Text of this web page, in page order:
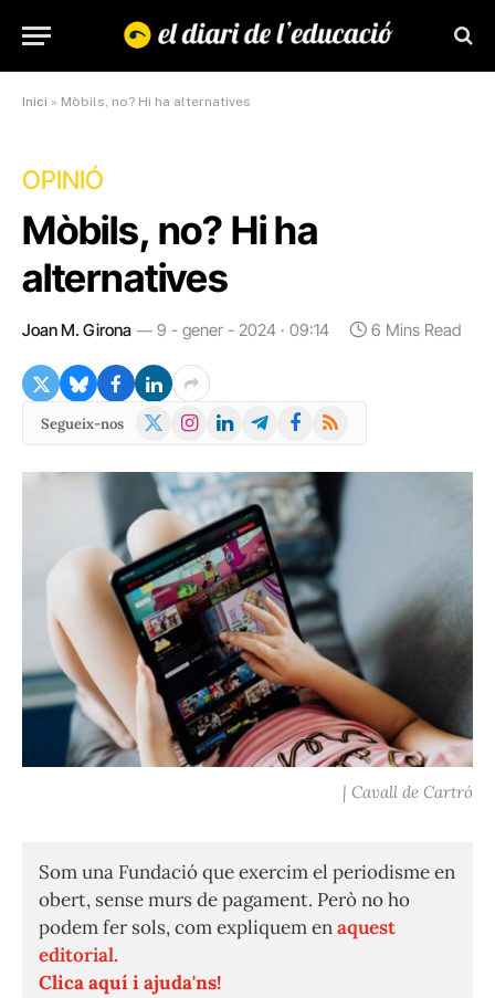
Inici » Mòbils, no? Hi ha alternatives
OPINIÓ
Mòbils, no? Hi ha
alternatives
Joan M. Girona 9 - gener - 2024 · 09:14 6 Mins Read
Segueix-nos
X
Instagram
LinkedInTelegramFacebook
RSS
| Cavall de Cartró
Som una Fundació que exercim el periodisme en
obert, sense murs de pagament. Però no ho
podem fer sols, com expliquem enaquest
editorial.
Clica aquí i ajuda'ns!